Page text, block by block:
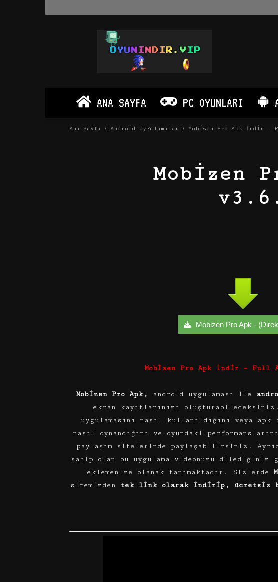
Oyun
İndir
PC
Android
ANA SAYFA PC OYUNLARI
Ana Sayfa Android Uygulamalar Mobizen Pro Apk İndir –
Mobizen
Mobizen Pro Apk -
Mobizen Pro Apk İndir – Full
Mobizen Pro Apk, android uygulaması ile
ekran kayıtlarınızı
uygulamasını nasıl kullanıldığını veya apk
nasıl oynandığını ve oyundaki
paylaşım sitelerinde paylaşabilirsiniz.
sahip olan bu uygulama videonuzu
eklemenize olanak tanımaktadır. Sizlerde
sitemizden
tek link olarak indirip, ücretsiz